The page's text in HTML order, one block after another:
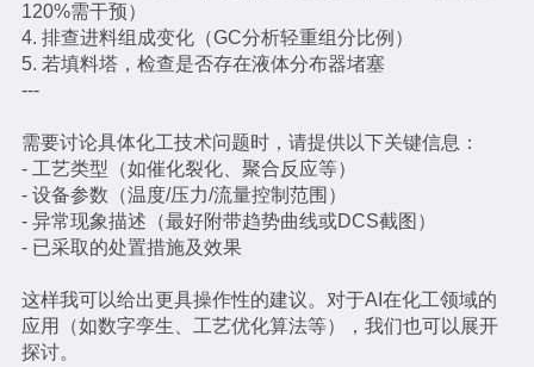
120%需干预）
4. 排查进料组成变化（GC分析轻重组分比例）
5. 若填料塔，检查是否存在液体分布器堵塞
---
需要讨论具体化工技术问题时，请提供以下关键信息：
- 工艺类型（如催化裂化、聚合反应等）
- 设备参数（温度/压力/流量控制范围）
- 异常现象描述（最好附带趋势曲线或DCS截图）
- 已采取的处置措施及效果
这样我可以给出更具操作性的建议。对于AI在化工领域的
应用（如数字孪生、工艺优化算法等），我们也可以展开
探讨。